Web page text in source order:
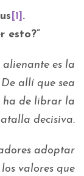
[1] .
esto?”
alienante es la
allí que sea
ha de librar la
decisiva.
adoptar
valores que